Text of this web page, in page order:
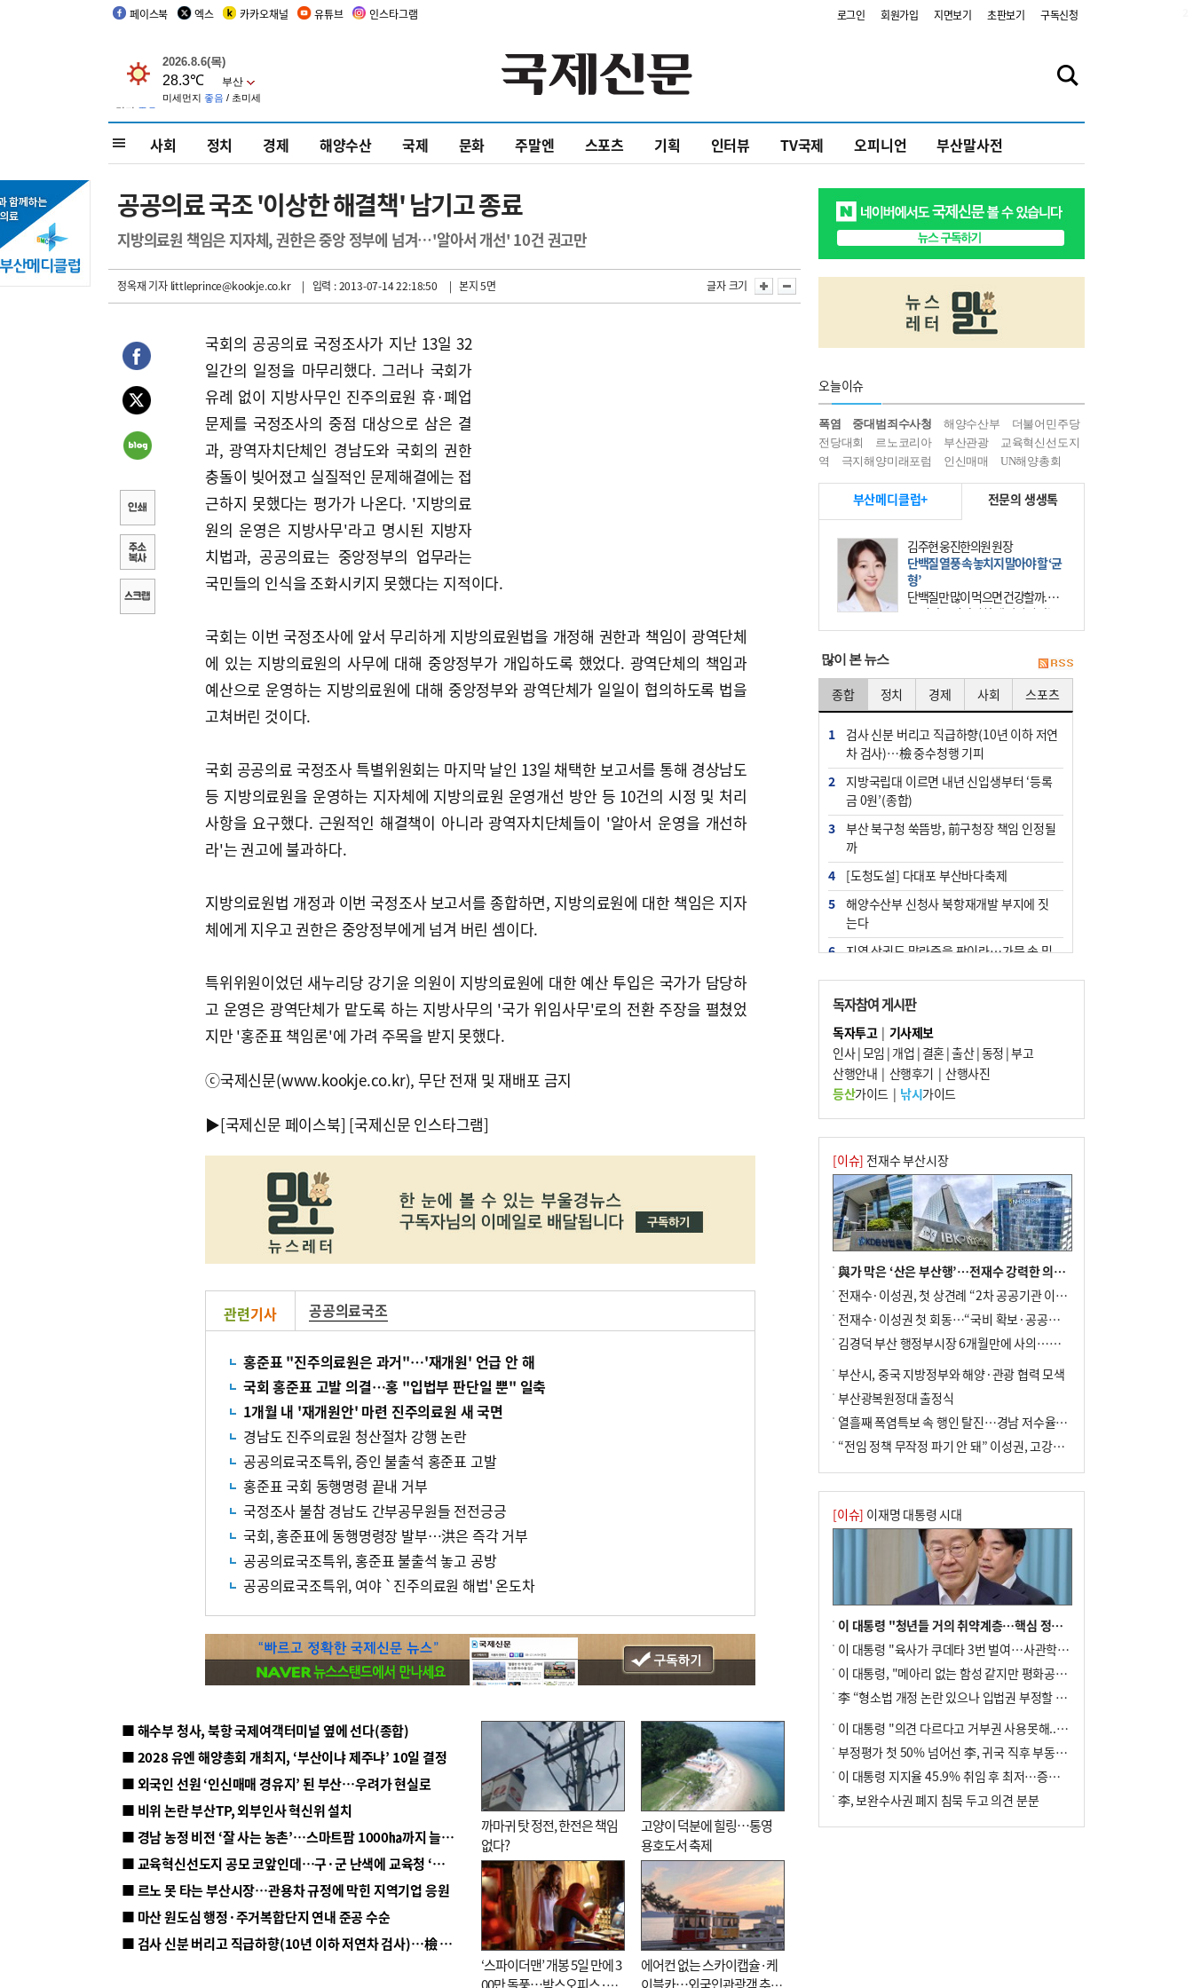
페이스북 엑스 카카오채널 유튜브 인스타그램 로그인 회원가입 지면보기 초판보기 구독신청
사회 정치 경제 해양수산 국제 문화 주말엔 스포츠 기획 인터뷰 TV국제 오피니언 부산말사전
공공의료 국조 '이상한 해결책' 남기고 종료
지방의료원 책임은 지자체, 권한은 중앙 정부에 넘겨…'알아서 개선' 10건 권고만
정옥재 기자littleprince@kookje.co.kr | 입력 : 2013-07-14 22:18:50 | 본지 5면 글자 크기
국회의 공공의료 국정조사가 지난 13일 32
일간의 일정을 마무리했다. 그러나 국회가
유례 없이 지방사무인 진주의료원 휴·폐업
문제를 국정조사의 중점 대상으로 삼은 결
과, 광역자치단체인 경남도와 국회의 권한
충돌이 빚어졌고 실질적인 문제해결에는 접
근하지 못했다는 평가가 나온다. '지방의료
원의 운영은 지방사무'라고 명시된 지방자
치법과, 공공의료는 중앙정부의 업무라는
국민들의 인식을 조화시키지 못했다는 지적이다.
국회는 이번 국정조사에 앞서 무리하게 지방의료원법을 개정해 권한과 책임이 광역단체
에 있는 지방의료원의 사무에 대해 중앙정부가 개입하도록 했었다. 광역단체의 책임과
예산으로 운영하는 지방의료원에 대해 중앙정부와 광역단체가 일일이 협의하도록 법을
고쳐버린 것이다.
국회 공공의료 국정조사 특별위원회는 마지막 날인 13일 채택한 보고서를 통해 경상남도
등 지방의료원을 운영하는 지자체에 지방의료원 운영개선 방안 등 10건의 시정 및 처리
사항을 요구했다. 근원적인 해결책이 아니라 광역자치단체들이 '알아서 운영을 개선하
라'는 권고에 불과하다.
지방의료원법 개정과 이번 국정조사 보고서를 종합하면, 지방의료원에 대한 책임은 지자
체에게 지우고 권한은 중앙정부에게 넘겨 버린 셈이다.
특위위원이었던 새누리당 강기윤 의원이 지방의료원에 대한 예산 투입은 국가가 담당하
고 운영은 광역단체가 맡도록 하는 지방사무의 '국가 위임사무'로의 전환 주장을 펼쳤었
지만 '홍준표 책임론'에 가려 주목을 받지 못했다.
ⓒ국제신문(www.kookje.co.kr), 무단 전재 및 재배포 금지
▶[국제신문 페이스북] [국제신문 인스타그램]
관련기사 공공의료국조
홍준표 "진주의료원은 과거"…'재개원' 언급 안 해
국회 홍준표 고발 의결…홍 "입법부 판단일 뿐" 일축
1개월 내 '재개원안' 마련 진주의료원 새 국면
경남도 진주의료원 청산절차 강행 논란
공공의료국조특위, 증인 불출석 홍준표 고발
홍준표 국회 동행명령 끝내 거부
국정조사 불참 경남도 간부공무원들 전전긍긍
국회, 홍준표에 동행명령장 발부…洪은 즉각 거부
공공의료국조특위, 홍준표 불출석 놓고 공방
공공의료국조특위, 여야 `진주의료원 해법' 온도차
■ 해수부 청사, 북항 국제여객터미널 옆에 선다(종합)
■ 2028 유엔 해양총회 개최지, ‘부산이냐 제주냐’ 10일 결정
■ 외국인 선원 ‘인신매매 경유지’ 된 부산…우려가 현실로
■ 비위 논란 부산TP, 외부인사 혁신위 설치
■ 경남 농정 비전 ‘잘 사는 농촌’…스마트팜 1000㏊까지 늘린다
■ 교육혁신선도지 공모 코앞인데…구·군 난색에 교육청 ‘쩔쩔’
■ 르노 못 타는 부산시장…관용차 규정에 막힌 지역기업 응원
■ 마산 원도심 행정·주거복합단지 연내 준공 수순
■ 검사 신분 버리고 직급하향(10년 이하 저연차 검사)…檢 중수청행 기피
까마귀 탓 정전, 한전은 책임
없다?
고양이 덕분에 힐링…통영
용호도서 축제
‘스파이더맨’ 개봉 5일 만에 3
00만 돌풍…박스오피스·예
에어컨 없는 스카이캡슐·케
이블카…외국인관광객 추억
오늘이슈
폭염 중대범죄수사청 해양수산부
더불어민주당
전당대회
르노코리아 부산관광
교육혁신선도지
역
극지해양미래포럼 인신매매 UN해양총회
부산메디클럽+ 전문의 생생톡
김주현 웅진한의원 원장
단백질 열풍 속 놓치지 말아야 할 ‘균
형’
단백질만 많이 먹으면 건강할까. 요
즘 건강을 이야기할 때 빠지지 않는
키워드가 단백질이다. 헬스장을 다니
많이 본 뉴스
종합 정치 경제 사회 스포츠
1
검사 신분 버리고 직급하향(10년 이하 저연
차 검사)…檢 중수청행 기피
2
지방국립대 이르면 내년 신입생부터 ‘등록
금 0원’(종합)
3
부산 북구청 쑥뜸방, 前구청장 책임 인정될
까
4
[도청도설] 다대포 부산바다축제
5
해양수산부 신청사 북항재개발 부지에 짓
는다
6
지역 상권도 말라죽을 판이라…가뭄 속 밀
7
법원, 단차 논란 북항 복합환승센터 공사중
지 관련 현장검증
8
통영시민 추석 전 35만 원 받는다
9
부산 철강공장 50대 노동자 추락사
10 국힘 부산시당, ‘정이한 조력’ 시의원 윤리
위에…‘한동훈 지지’도 신고접수
독자참여 게시판
독자투고| 기사제보
인사|모임 | 개업 | 결혼|출산|동정 |부고
산행안내 | 산행후기 | 산행사진
등산가이드| 낚시가이드
[이슈] 전재수 부산시장
與가 막은 ‘산은 부산행’…전재수 강력한 의지 표명 없인 공염불
전재수·이성권, 첫 상견례 “2차 공공기관 이전 초당 협력”(종합)
전재수·이성권 첫 회동…“국비 확보·공공기관 이전 협력”
김경덕 부산 행정부시장 6개월만에 사의…후임 인선 촉각
부산시, 중국 지방정부와 해양·관광 협력 모색
부산광복원정대 출정식
열흘째 폭염특보 속 행인 탈진…경남 저수율 평년의 절반
“전임 정책 무작정 파기 안 돼” 이성권, 고강도 ‘전재수 견제’ 예고
[이슈] 이재명 대통령 시대
이 대통령 "청년들 거의 취약계층…핵심 정책 재편""
이 대통령 "육사가 쿠데타 3번 벌여…사관학교 통합 신속히 추진"
이 대통령, "메아리 없는 함성 같지만 평화공존책 계속해야"
李 “형소법 개정 논란 있으나 입법권 부정할 만큼은 아냐”(종합)
이 대통령 "의견 다르다고 거부권 사용못해.. 입법권 부정할 상황이라 보기 어려워"
부정평가 첫 50% 넘어선 李, 귀국 직후 부동산·증시 점검(종합)
이 대통령 지지율 45.9% 취임 후 최저…증시 폭락·연임 개헌 논란 영향
李, 보완수사권 폐지 침묵 두고 의견 분분